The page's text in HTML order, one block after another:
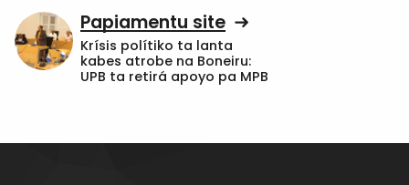
Papiamentu site
Krísis polítiko ta lanta
kabes atrobe na Boneiru:
UPB ta retirá apoyo pa MPB